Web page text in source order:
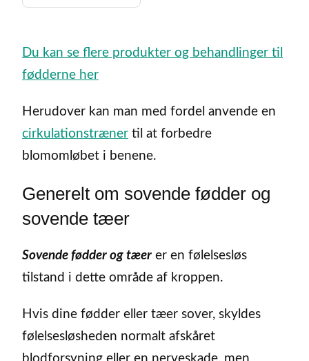
kr.1.795,00.kr.1.532,00.
Du kan se flere produkter og behandlinger til
fødderne her
Herudover kan man med fordel anvende en
cirkulationstræner til at forbedre
blomomløbet i benene.
Generelt om sovende fødder og
sovende tæer
Sovende fødder og tæer er en følelsesløs
tilstand i dette område af kroppen.
Hvis dine fødder eller tæer sover, skyldes
følelsesløsheden normalt afskåret